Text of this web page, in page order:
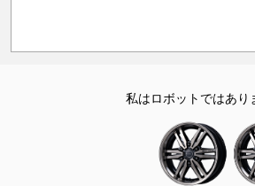
私はロボットではあり